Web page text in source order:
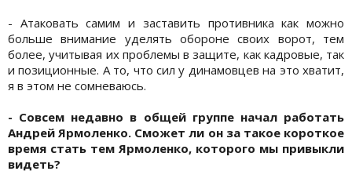
- Атаковать самим и заставить противника как можно
больше внимание уделять обороне своих ворот, тем
более, учитывая их проблемы в защите, как кадровые, так
и позиционные. А то, что сил у динамовцев на это хватит,
я в этом не сомневаюсь.
- Совсем недавно в общей группе начал работать
Андрей Ярмоленко. Сможет ли он за такое короткое
время стать тем Ярмоленко, которого мы привыкли
видеть?